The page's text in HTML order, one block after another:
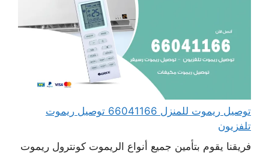
توصيل ريموت للمنزل 66041166 توصيل ريموت
تلفزيون
فريقنا يقوم بتأمين جميع أنواع الريموت كونترول ريموت